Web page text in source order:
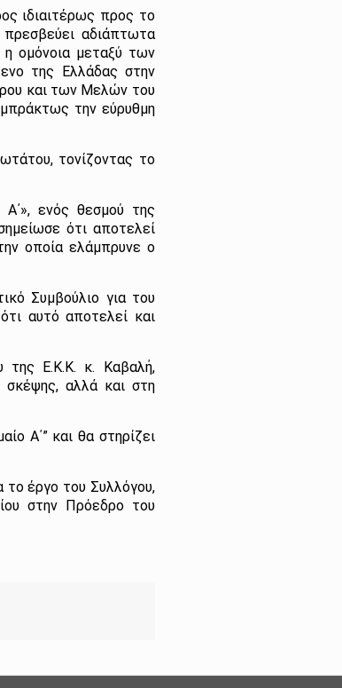
ιδιαιτέρως προς το
αδιάπτωτα
η ομόνοια μεταξύ των
της Ελλάδας στην
και των Μελών του
την εύρυθμη
τονίζοντας το
ενός θεσμού της
ότι αποτελεί
οποία ελάμπρυνε ο
Συμβούλιο για του
αυτό αποτελεί και
της Ε.Κ.Κ. κ. Καβαλή,
σκέψης, αλλά και στη
Α΄” και θα στηρίζει
έργο του Συλλόγου,
στην Πρόεδρο του